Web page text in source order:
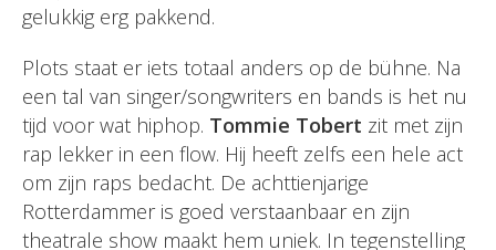
gelukkig erg pakkend.
Plots staat er iets totaal anders op de bühne. Na
een tal van singer/songwriters en bands is het nu
tijd voor wat hiphop. Tommie Tobert zit met zijn
rap lekker in een flow. Hij heeft zelfs een hele act
om zijn raps bedacht. De achttienjarige
Rotterdammer is goed verstaanbaar en zijn
theatrale show maakt hem uniek. In tegenstelling